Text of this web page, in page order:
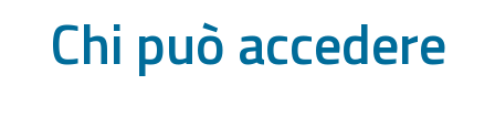
Chi può accedere